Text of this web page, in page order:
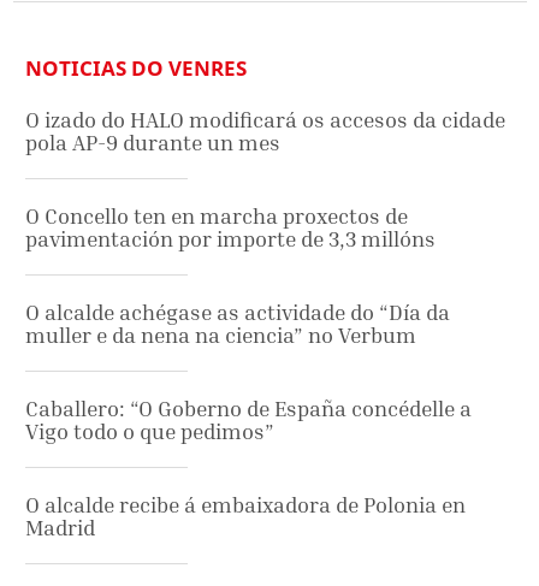
NOTICIAS DO VENRES
O izado do HALO modificará os accesos da cidade
pola AP-9 durante un mes
O Concello ten en marcha proxectos de
pavimentación por importe de 3,3 millóns
O alcalde achégase as actividade do “Día da
muller e da nena na ciencia” no Verbum
Caballero: “O Goberno de España concédelle a
Vigo todo o que pedimos”
O alcalde recibe á embaixadora de Polonia en
Madrid